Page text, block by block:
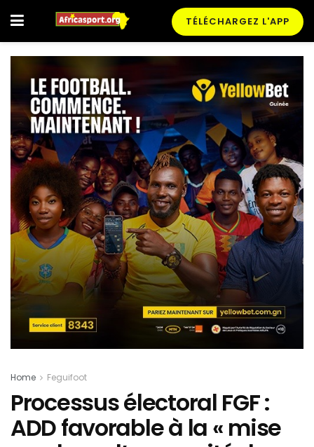
TÉLÉCHARGEZ L'APP
Home Feguifoot
Processus électoral FGF :
ADD favorable à la « mise